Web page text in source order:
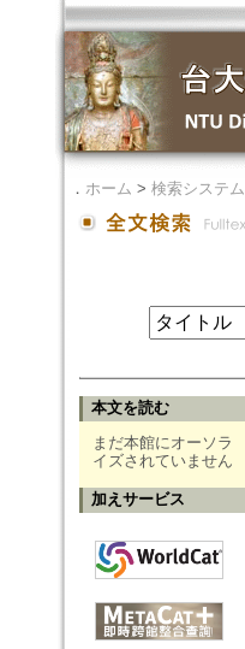
． ホーム > 検索システム
本文を読む
まだ本館にオーソラ
イズされていません
加えサービス